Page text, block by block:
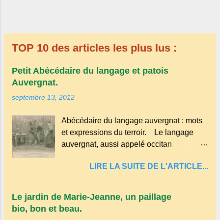
TOP 10 des articles les plus lus :
Petit Abécédaire du langage et patois
Auvergnat.
septembre 13, 2012
Abécédaire du langage auvergnat : mots
et expressions du terroir. Le langage
auvergnat, aussi appelé occitan
parlé principalement en Auvergne et dans
certaines parties du Massif central . Il
romanes et est classé parmi les dialectes
LIRE LA SUITE DE L'ARTICLE...
Le jardin de Marie-Jeanne, un paillage
bio, bon et beau.